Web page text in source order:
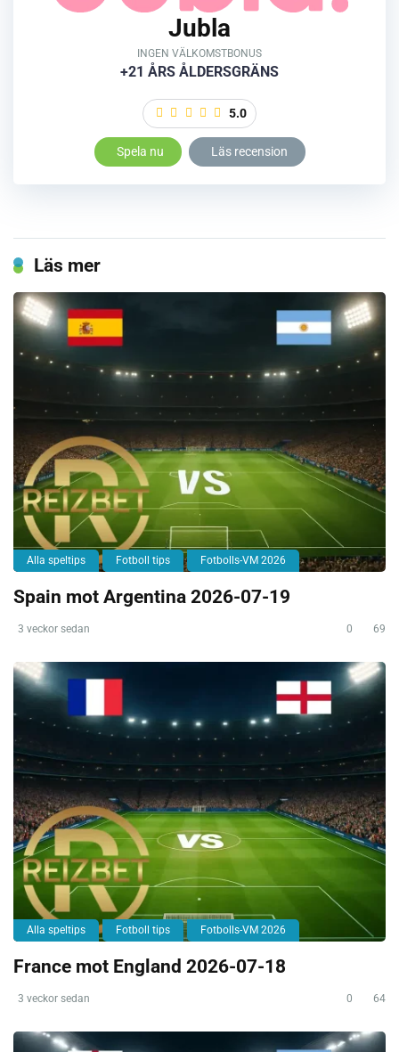
Jubla
INGEN VÄLKOMSTBONUS
+21 ÅRS ÅLDERSGRÄNS
5.0
Spela nu Läs recension
Läs mer
Alla speltips Fotboll tips Fotbolls-VM 2026
Spain mot Argentina 2026-07-19
3 veckor sedan 0 69
Alla speltips Fotboll tips Fotbolls-VM 2026
France mot England 2026-07-18
3 veckor sedan 0 64